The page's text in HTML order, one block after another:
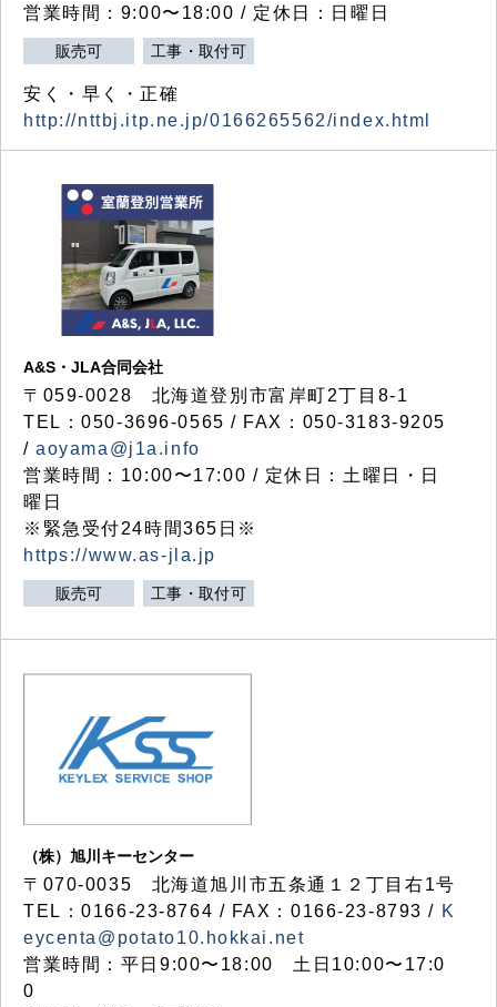
営業時間：9:00〜18:00 / 定休日：日曜日
販売可 工事・取付可
安く・早く・正確
http://nttbj.itp.ne.jp/0166265562/index.html
A&S・JLA合同会社
〒 059-0028 北海道登別市富岸町2丁目 8-1
TEL：050-3696-0565 / FAX：050-3183-9205
/aoyama@j1a.info
営業時間：10:00〜17:00 / 定休日：土曜日・日
曜日
※緊急受付24時間365日※
https://www.as-jla.jp
販売可 工事・取付可
（株）旭川キーセンター
〒070-0035 北海道旭川市五条通１２丁目右1号
TEL：0166-23-8764 / FAX：0166-23-8793 / K
eycenta@potato10.hokkai.net
営業時間：平日9:00〜18:00 土日10:00〜17:0
0